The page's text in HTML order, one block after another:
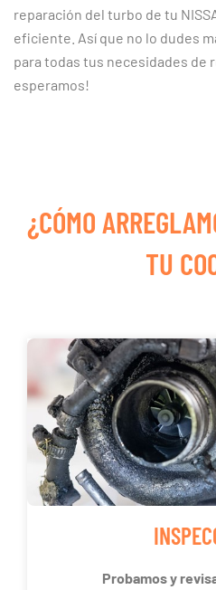
reparación del turbo de tu
eficiente. Así que no lo dudes
para todas tus necesidades de
esperamos!
¿CÓMO
TU
Probamos y